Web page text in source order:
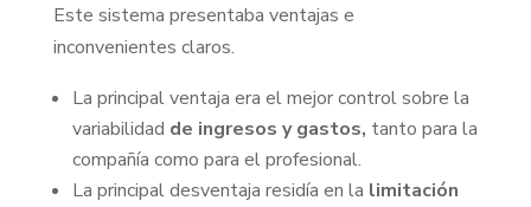
Este sistema presentaba ventajas e
inconvenientes claros.
La principal ventaja era el mejor control sobre la
variabilidad de ingresos y gastos, tanto para la
compañía como para el profesional.
La principal desventaja residía en la limitación